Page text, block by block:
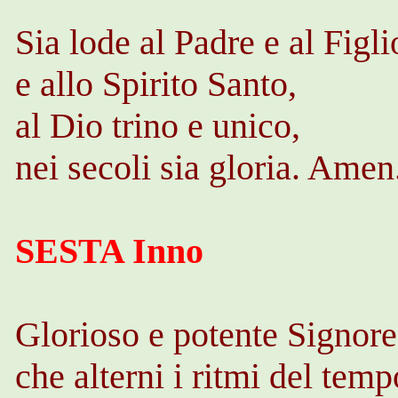
Sia lode al Padre e al
e allo Spirito Santo,
al Dio trino e unico,
nei secoli sia gloria.
SESTA Inno
Glorioso e potente
che alterni i ritmi del